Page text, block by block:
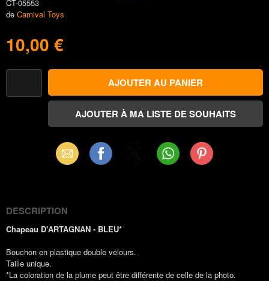
CT-05553
de Carnival Toys
10,00 €
Email Facebook WhatsAppPinterest
DESCRIPTION
Chapeau D'ARTAGNAN - BLEU*
Bouchon en plastique double velours.
Taille unique.
*La coloration de la plume peut être différente de celle de la photo.